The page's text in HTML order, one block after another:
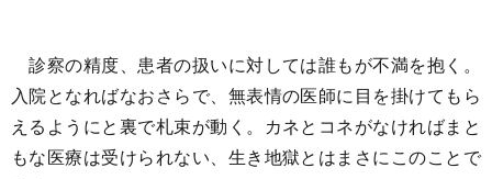
診察の精度、患者の扱いに対しては誰もが不満を抱く。
入院となればなおさらで、無表情の医師に目を掛けてもら
えるようにと裏で札束が動く。カネとコネがなければまと
もな医療は受けられない、生き地獄とはまさにこのことで